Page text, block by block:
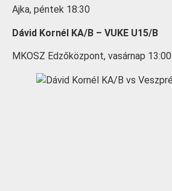
Ajka, péntek 18:30
Dávid Kornél KA/B – VUKE U15/B
MKOSZ Edzőközpont, vasárnap 13:00